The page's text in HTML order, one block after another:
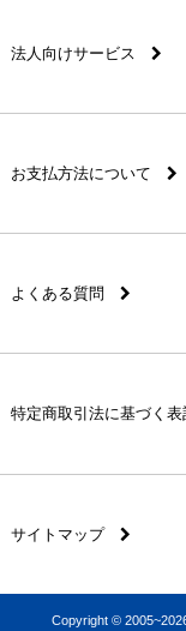
法人向けサービス
お支払方法について
よくある質問
特定商取引法に基づく表
サイトマップ
Copyright ©